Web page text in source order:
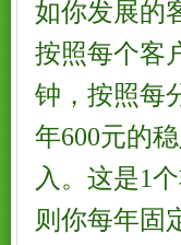
如你发展的
按照每个客
钟，按照每
年600元的
入。这是1
则你每年固